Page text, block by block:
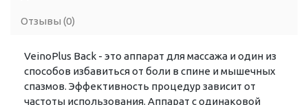
Отзывы (0)
VeinoPlus Back - это аппарат для массажа и один из
способов избавиться от боли в спине и мышечных
спазмов. Эффективность процедур зависит от
частоты использования. Аппарат с одинаковой